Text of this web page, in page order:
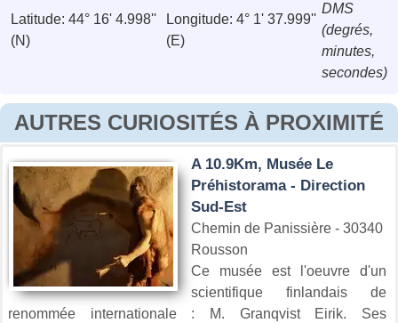
Latitude: 44° 16' 4.998''
(N)
Longitude: 4° 1' 37.999''
(E)
DMS
(degrés,
minutes,
secondes)
AUTRES CURIOSITÉS À PROXIMITÉ
A 10.9Km, Musée Le
Préhistorama - Direction
Sud-Est
Chemin de Panissière - 30340
Rousson
Ce musée est l'oeuvre d'un
scientifique finlandais de
renommée internationale : M. Granqvist Eirik. Ses